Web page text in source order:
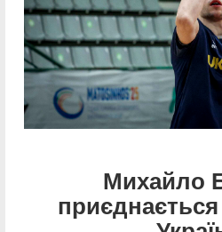
Михайло
приєднається